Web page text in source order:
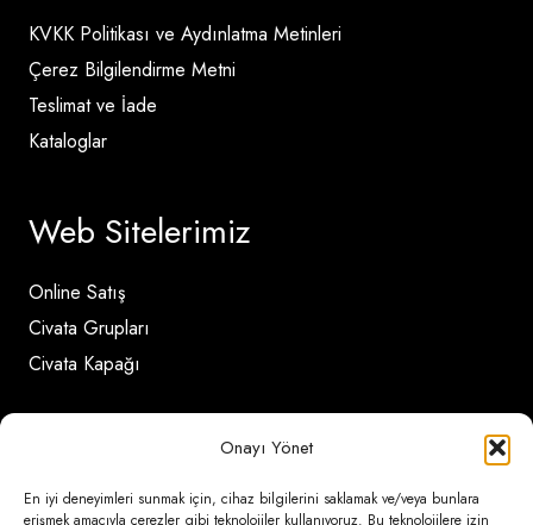
Onayı Yönet
En iyi deneyimleri sunmak için, cihaz bilgilerini saklamak ve/veya bunlara
erişmek amacıyla çerezler gibi teknolojiler kullanıyoruz. Bu teknolojilere izin
KVKK Politikası ve Aydınlatma Metinleri
Çerez Bilgilendirme Metni
Teslimat ve İade
Kataloglar
Web Sitelerimiz
Online Satış
Civata Grupları
Civata Kapağı
İletişim Detayları
Ömerli Mahallesi Risalet Sokak No:6/A (Hadımköy)